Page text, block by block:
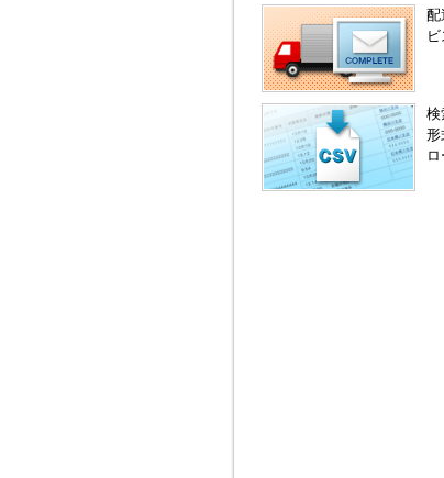
配
検
形